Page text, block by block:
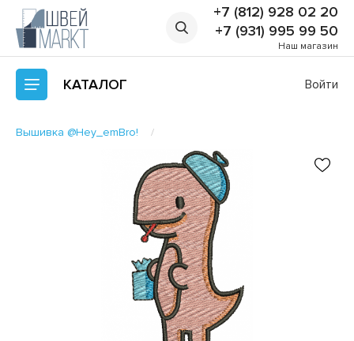
+7 (812) 928 02 20
+7 (931) 995 99 50
Наш магазин
КАТАЛОГ Войти
Вышивка @Hey_emBro!